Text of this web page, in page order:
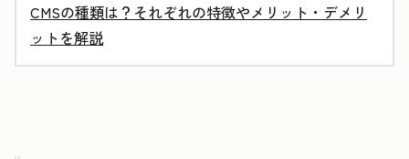
CMSの種類は？それぞれの特徴やメリット・デメリ
ットを解説